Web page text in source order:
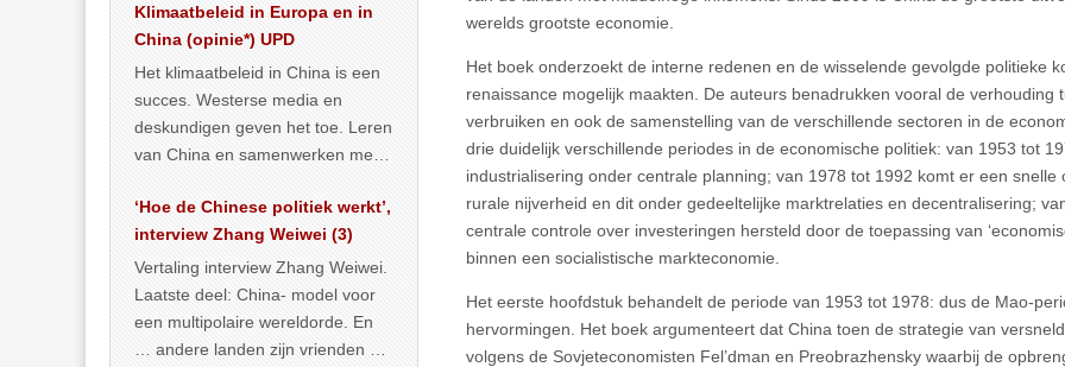
werelds grootste economie.
Het boek onderzoekt de interne redenen en de wisselende gevolgde politieke
renaissance mogelijk maakten. De auteurs benadrukken vooral de verhouding
verbruiken en ook de samenstelling van de verschillende sectoren in de
drie duidelijk verschillende periodes in de economische politiek: van 1953 tot
industrialisering onder centrale planning; van 1978 tot 1992 komt er een snelle
rurale nijverheid en dit onder gedeeltelijke marktrelaties en decentralisering;
centrale controle over investeringen hersteld door de toepassing van
binnen een socialistische markteconomie.
Het eerste hoofdstuk behandelt de periode van 1953 tot 1978: dus de Mao-
hervormingen. Het boek argumenteert dat China toen de strategie van
volgens de Sovjeteconomisten Fel’dman en Preobrazhensky waarbij de
publiceerden… >> lees meer
Klimaatbeleid in Europa en in
China (opinie*) UPD
Het klimaatbeleid in China is een
succes. Westerse media en
deskundigen geven het toe. Leren
van China en samenwerken met
… >> lees meer
‘Hoe de Chinese politiek werkt’,
interview Zhang Weiwei (3)
Vertaling interview Zhang Weiwei.
Laatste deel: China- model voor
een multipolaire wereldorde. En
… andere landen zijn vrienden of